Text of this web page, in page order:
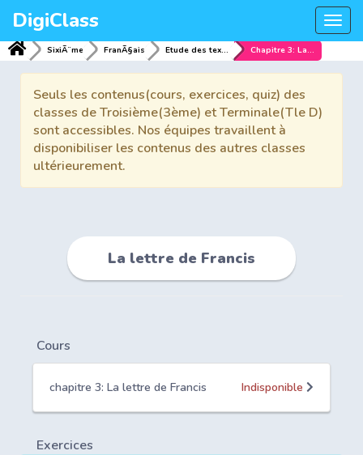
DigiClass
SixiÃ¨me FranÃ§ais Etude des textes Chapitre 3: La lettre de Francis
Seuls les contenus(cours, exercices, quiz) des
classes de Troisième(3ème) et Terminale(Tle D)
sont accessibles. Nos équipes travaillent à
disponibiliser les contenus des autres classes
ultérieurement.
La lettre de Francis
Cours
chapitre 3: La lettre de Francis Indisponible
Exercices